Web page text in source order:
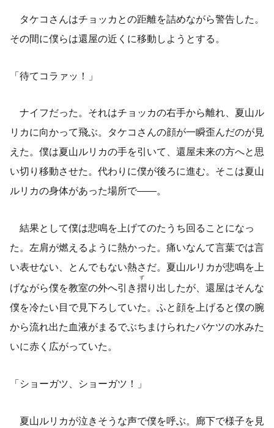
タケコさんはチョッカとの距離を詰めながら警告した。
その間に僕らは還屋の近くに移動しようとする。
「待てコラァッ！」
ナイフだった。それはチョッカの右手から離れ、夏山ル
リカに向かって飛ぶ。タケコさんの顔が一瞬歪んだのが見
えた。僕は夏山ルリカの手を引いて、還屋未来の方へと思
い切り移動させた。代わりに僕が後ろに進む。そこは夏山
ルリカの身体があった場所で――。
結果として僕は悲鳴を上げてのたうち回ることになっ
た。左肩が燃えるように熱かった。痛いなんて言葉では言
い表せない、とんでもない熱さだ。夏山ルリカが悲鳴を上
げながら僕を教室の外へ引き摺
ず
り出したが、還屋はそんな
僕を冷たい目で見下ろしていた。ふと顔を上げると僕の腕
から流れ出た血液がまるでぶちまけられたバケツの水みた
いに赤く広がっていた。
「ショーガツ、ショーガツ！」
夏山ルリカが泣きそうな声で僕を呼ぶ。廊下で様子を見